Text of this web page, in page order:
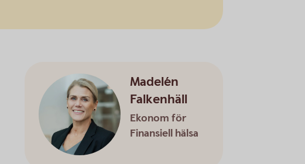
Madelén
Falkenhäll
Ekonom för
Finansiell hälsa